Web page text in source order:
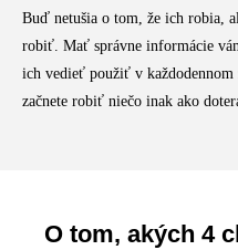
Buď netušia o tom, že ich robia,
robiť. Mať správne informácie
ich vedieť použiť v
začnete robiť niečo inak ako
O tom, akých 4